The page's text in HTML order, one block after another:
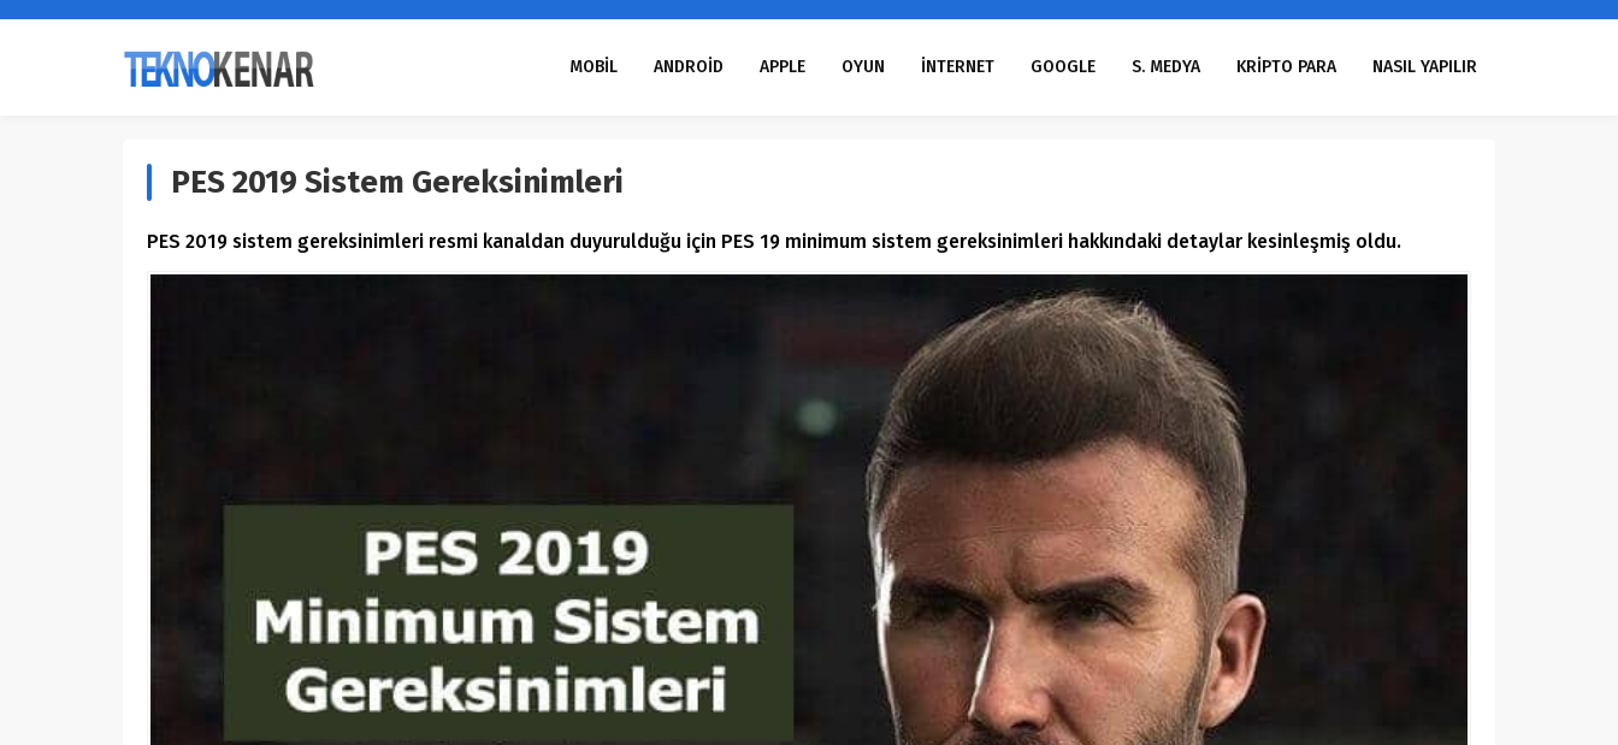
MOBİL ANDROİD APPLE OYUN İNTERNET GOOGLE S. MEDYA KRİPTO PARA NASIL YAPILIR
PES 2019 Sistem Gereksinimleri
PES 2019 sistem gereksinimleri resmi kanaldan duyurulduğu için PES 19 minimum sistem gereksinimleri hakkındaki detaylar kesinleşmiş oldu.